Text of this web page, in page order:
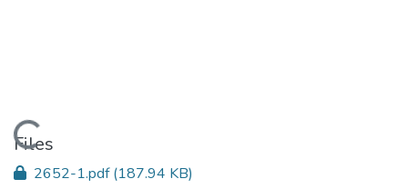
Loading...
Files
2652-1.pdf(187.94 KB)